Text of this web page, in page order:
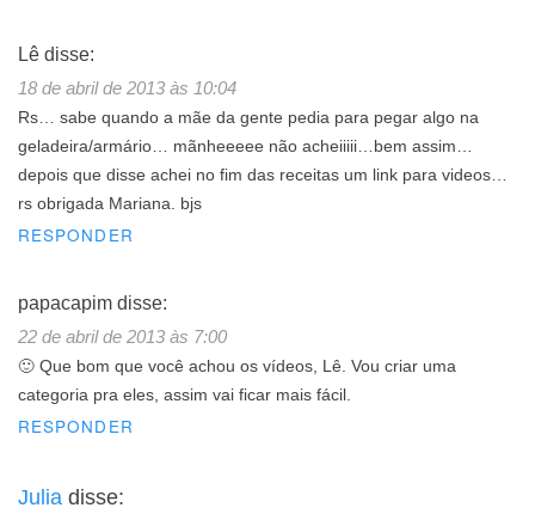
Lê disse:
18 de abril de 2013 às 10:04
Rs… sabe quando a mãe da gente pedia para pegar algo na
geladeira/armário… mãnheeeee não acheiiiii…bem assim…
depois que disse achei no fim das receitas um link para videos…
rs obrigada Mariana. bjs
RESPONDER
papacapim disse:
22 de abril de 2013 às 7:00
🙂 Que bom que você achou os vídeos, Lê. Vou criar uma
categoria pra eles, assim vai ficar mais fácil.
RESPONDER
Julia disse: